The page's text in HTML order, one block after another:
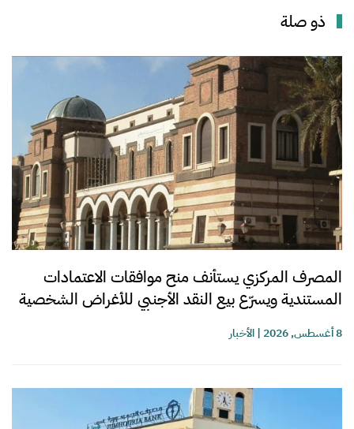
ذو صلة
المصرف المركزي يستأنف منح موافقات الاعتمادات
المستندية ويسرّع بيع النقد الأجنبي للأغراض الشخصية
8 أغسطس, 2026 |الأخبار